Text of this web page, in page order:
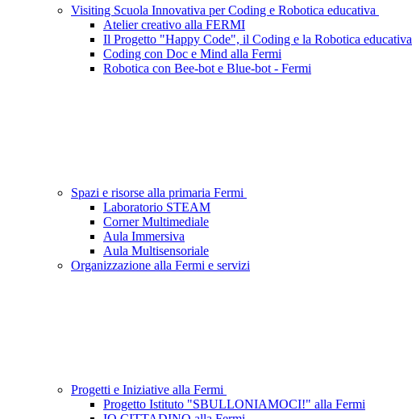
Visiting Scuola Innovativa per Coding e Robotica educativa
Atelier creativo alla FERMI
Il Progetto "Happy Code", il Coding e la Robotica educativa
Coding con Doc e Mind alla Fermi
Robotica con Bee-bot e Blue-bot - Fermi
Spazi e risorse alla primaria Fermi
Laboratorio STEAM
Corner Multimediale
Aula Immersiva
Aula Multisensoriale
Organizzazione alla Fermi e servizi
Progetti e Iniziative alla Fermi
Progetto Istituto "SBULLONIAMOCI!" alla Fermi